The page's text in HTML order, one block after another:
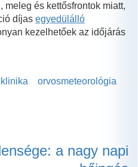
és kettősfrontok miatt,
díjas egyedülálló
kezelhetőek az időjárás
orvosmeteorológia
a nagy napi